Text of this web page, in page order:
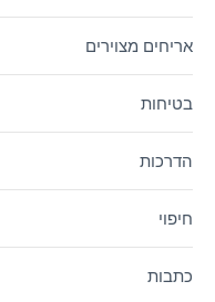
אריחים מצוירים
בטיחות
הדרכות
חיפוי
כתבות